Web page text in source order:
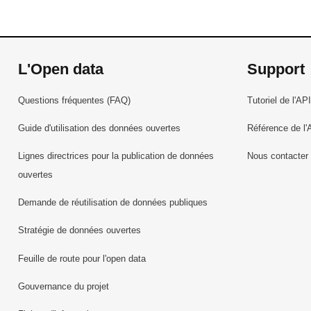
L'Open data
Questions fréquentes (FAQ)
Guide d'utilisation des données ouvertes
Lignes directrices pour la publication de données
ouvertes
Demande de réutilisation de données publiques
Stratégie de données ouvertes
Feuille de route pour l'open data
Gouvernance du projet
Support
Tutoriel de l'API
Référence de
Nous contacter